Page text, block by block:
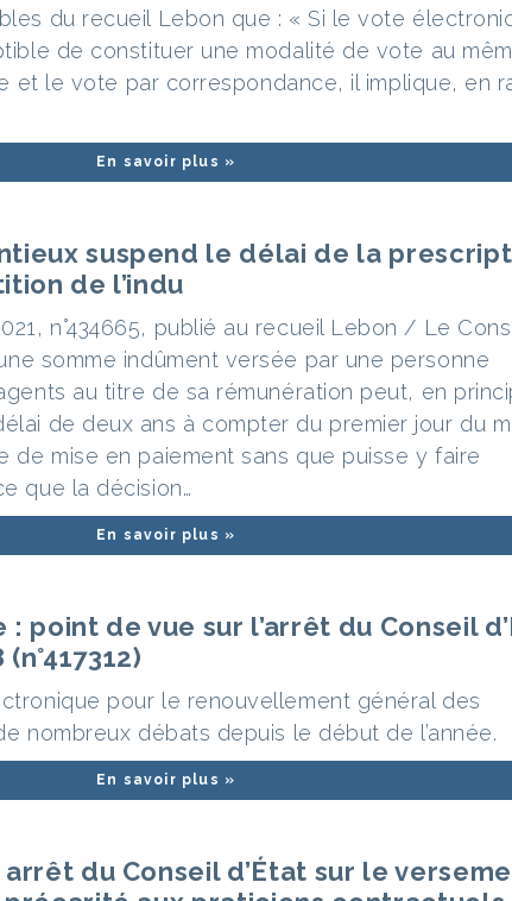
du recueil Lebon que : « Si le vote
de constituer une modalité de vote au
et le vote par correspondance, il implique, en
En savoir plus »
suspend le délai de la
de l’indu
n°434665, publié au recueil Lebon / Le
somme indûment versée par une personne
au titre de sa rémunération peut, en
de deux ans à compter du premier jour du
de mise en paiement sans que puisse y faire
que la décision…
En savoir plus »
point de vue sur l’arrêt du Conseil
pour le renouvellement général des
nombreux débats depuis le début de l’année.
En savoir plus »
du Conseil d’État sur le